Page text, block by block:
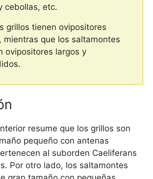
cebollas, etc.
grillos tienen ovipositores
mientras que los saltamontes
ovipositores largos y
resume que los grillos son
pequeño con antenas
al suborden Caeliferans
Por otro lado, los saltamontes